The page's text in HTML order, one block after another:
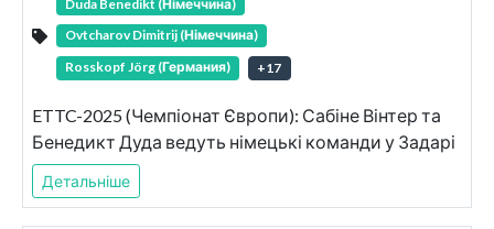
Duda Benedikt (Німеччина)
Ovtcharov Dimitrij (Німеччина)
Rosskopf Jörg (Германия)
+17
ETTC-2025 (Чемпіонат Європи): Сабіне Вінтер та
Бенедикт Дуда ведуть німецькі команди у Задарі
Детальніше